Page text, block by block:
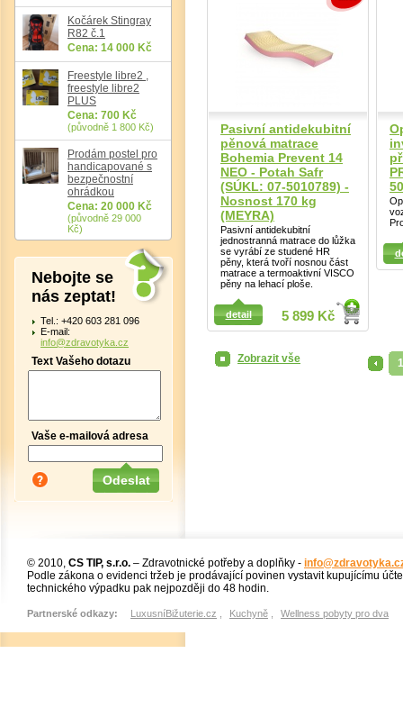
Kočárek Stingray
R82 č.1
Cena: 14 000 Kč
Freestyle libre2 ,
freestyle libre2
PLUS
Cena: 700 Kč
(původně 1 800 Kč)
Prodám postel pro
handicapované s
bezpečnostní
ohrádkou
Cena: 20 000 Kč
(původně 29 000
Kč)
Nebojte se
nás zeptat!
Tel.: +420 603 281 096
E-mail:
info@zdravotyka.cz
Text Vašeho dotazu
Vaše e-mailová adresa
Pasivní antidekubitní
pěnová matrace
Bohemia Prevent 14
NEO - Potah Safr
(SÚKL: 07-5010789) -
Nosnost 170 kg
(MEYRA)
Pasivní antidekubitní
jednostranná matrace do lůžka
se vyrábí ze studené HR
pěny, která tvoří nosnou část
matrace a termoaktivní VISCO
pěny na lehací ploše.
5 899 Kč
detail
Detail
Detail
Zobrazit vše < 1
© 2010, CS TIP, s.r.o. – Zdravotnické potřeby a doplňky -
Podle zákona o evidenci tržeb je prodávající povinen vystavit kupujícímu
technického výpadku pak nejpozději do 48 hodin.
Partnerské odkazy: LuxusníBižuterie.cz Kuchyně Wellness pobyty pro dva